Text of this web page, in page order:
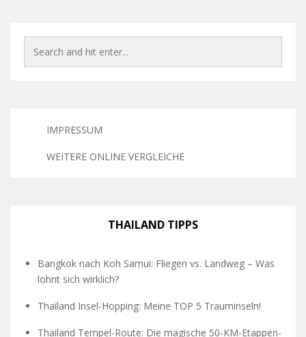
IMPRESSUM
WEITERE ONLINE VERGLEICHE
THAILAND TIPPS
Bangkok nach Koh Samui: Fliegen vs. Landweg – Was
lohnt sich wirklich?
Thailand Insel-Hopping: Meine TOP 5 Trauminseln!
Thailand Tempel-Route: Die magische 50-KM-Etappen-